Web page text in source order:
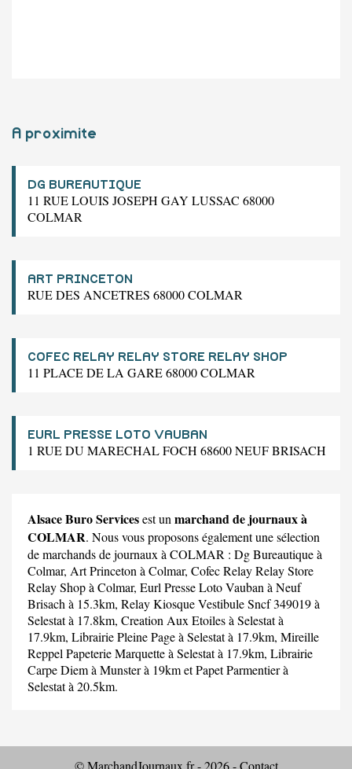
A proximite
DG BUREAUTIQUE
11 RUE LOUIS JOSEPH GAY LUSSAC 68000
COLMAR
ART PRINCETON
RUE DES ANCETRES 68000 COLMAR
COFEC RELAY RELAY STORE RELAY SHOP
11 PLACE DE LA GARE 68000 COLMAR
EURL PRESSE LOTO VAUBAN
1 RUE DU MARECHAL FOCH 68600 NEUF BRISACH
Alsace Buro Servicesest un marchand de journaux à
COLMAR. Nous vous proposons également une sélection
de marchands de journaux à COLMAR : Dg Bureautiqueà
Colmar, Art Princeton à Colmar, Cofec Relay Relay Store
Relay Shopà Colmar, Eurl Presse Loto Vauban à Neuf
Brisach à 15.3km, Relay Kiosque Vestibule Sncf 349019à
Selestat à 17.8km, Creation Aux Etoilesà Selestat à
17.9km, Librairie Pleine Pageà Selestat à 17.9km, Mireille
Reppel Papeterie Marquetteà Selestat à 17.9km, Librairie
Carpe Diemà Munster à 19km etPapet Parmentierà
Selestat à 20.5km.
© MarchandJournaux.fr - 2026 -Contact